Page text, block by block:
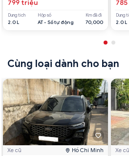
799 triệu
Dung tích
2.0 L
Hộp số
AT - Số tự động
Km đã đi
70,000
Dung
2.0 L
Cùng loại dành cho bạn
Xe cũ Hồ Chí Minh Xe cũ